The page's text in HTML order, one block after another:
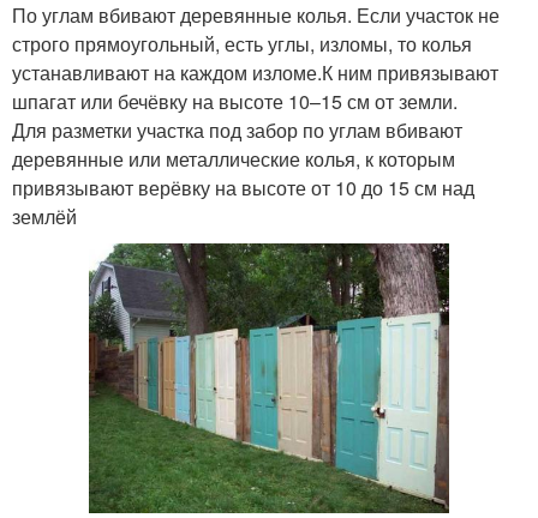
По углам вбивают деревянные колья. Если участок не
строго прямоугольный, есть углы, изломы, то колья
устанавливают на каждом изломе.К ним привязывают
шпагат или бечёвку на высоте 10–15 см от земли.
Для разметки участка под забор по углам вбивают
деревянные или металлические колья, к которым
привязывают верёвку на высоте от 10 до 15 см над
землёй